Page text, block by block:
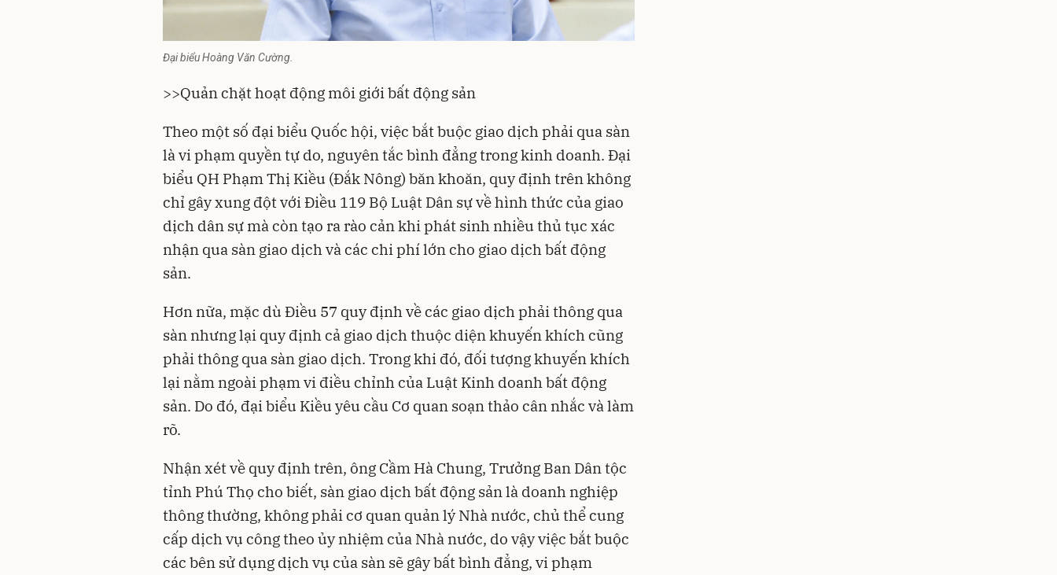
Đại biểu Hoàng Văn Cường.
>>Quản chặt hoạt động môi giới bất động sản
Theo một số đại biểu Quốc hội, việc bắt buộc giao dịch phải qua sàn
là vi phạm quyền tự do, nguyên tắc bình đẳng trong kinh doanh. Đại
biểu QH Phạm Thị Kiều (Đắk Nông) băn khoăn, quy định trên không
chỉ gây xung đột với Điều 119 Bộ Luật Dân sự về hình thức của giao
dịch dân sự mà còn tạo ra rào cản khi phát sinh nhiều thủ tục xác
nhận qua sàn giao dịch và các chi phí lớn cho giao dịch bất động
sản.
Hơn nữa, mặc dù Điều 57 quy định về các giao dịch phải thông qua
sàn nhưng lại quy định cả giao dịch thuộc diện khuyến khích cũng
phải thông qua sàn giao dịch. Trong khi đó, đối tượng khuyến khích
lại nằm ngoài phạm vi điều chỉnh của Luật Kinh doanh bất động
sản. Do đó, đại biểu Kiều yêu cầu Cơ quan soạn thảo cân nhắc và làm
rõ.
Nhận xét về quy định trên, ông Cầm Hà Chung, Trưởng Ban Dân tộc
tỉnh Phú Thọ cho biết, sàn giao dịch bất động sản là doanh nghiệp
thông thường, không phải cơ quan quản lý Nhà nước, chủ thể cung
cấp dịch vụ công theo ủy nhiệm của Nhà nước, do vậy việc bắt buộc
các bên sử dụng dịch vụ của sàn sẽ gây bất bình đẳng, vi phạm